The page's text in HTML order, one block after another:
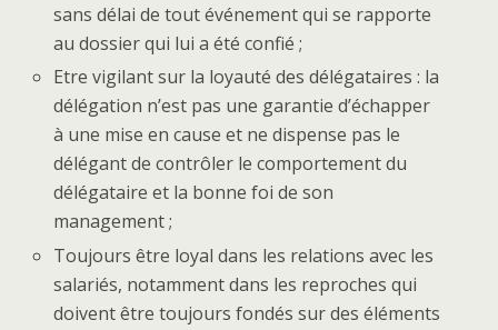
sans délai de tout événement qui se rapporte
au dossier qui lui a été confié ;
Etre vigilant sur la loyauté des délégataires : la
délégation n’est pas une garantie d’échapper
à une mise en cause et ne dispense pas le
délégant de contrôler le comportement du
délégataire et la bonne foi de son
management ;
Toujours être loyal dans les relations avec les
salariés, notamment dans les reproches qui
doivent être toujours fondés sur des éléments